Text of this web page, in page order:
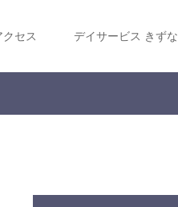
クセス デイサービス きずな